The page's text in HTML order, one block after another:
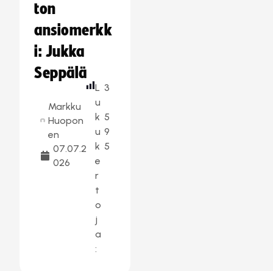
ton
ansiomerkk
i: Jukka
Seppälä
Markku
Huopon
en
07.07.2
026
L
u
k
u
k
e
r
t
o
j
a
:
3
5
9
5